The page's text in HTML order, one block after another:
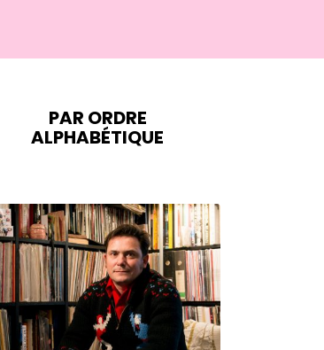
PAR ORDRE
ALPHABÉTIQUE